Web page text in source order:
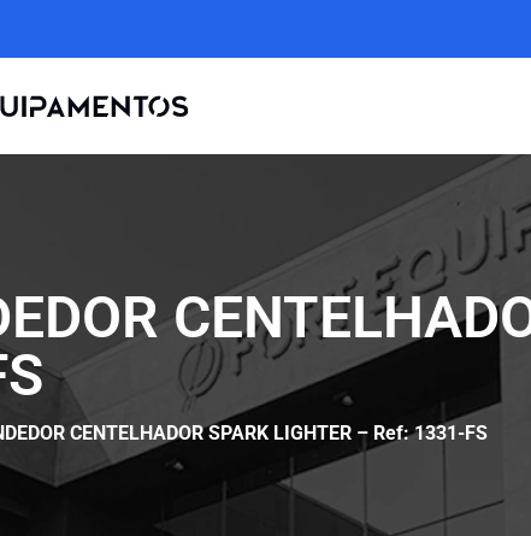
CENTELHADOR SPARK LIGHTER – Ref: 1331-FS